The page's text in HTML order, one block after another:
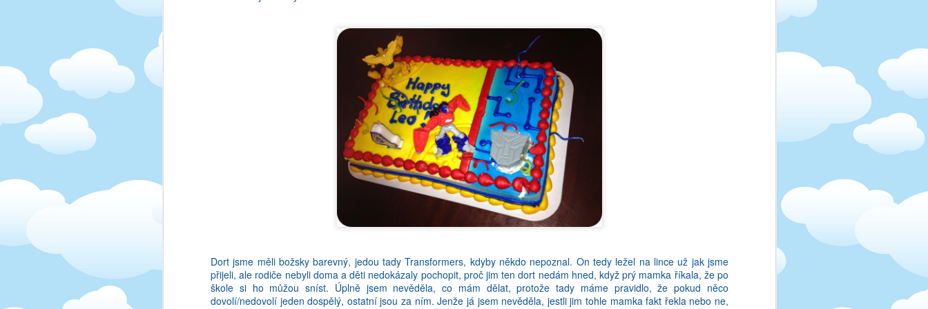
Dort jsme měli božsky barevný, jedou tady Transformers, kdyby někdo nepoznal. On tedy ležel na lince už jak jsme
přijeli, ale rodiče nebyli doma a děti nedokázaly pochopit, proč jim ten dort nedám hned, když prý mamka říkala, že po
škole si ho můžou sníst. Úplně jsem nevěděla, co mám dělat, protože tady máme pravidlo, že pokud něco
dovolí/nedovolí jeden dospělý, ostatní jsou za ním. Jenže já jsem nevěděla, jestli jim tohle mamka fakt řekla nebo ne,
nepamatuju, kdyz se zrovna hodi! A tak to je i s cestinou. Mimochodem, na tu staz si me vybrali. Asi charisma nebo co,